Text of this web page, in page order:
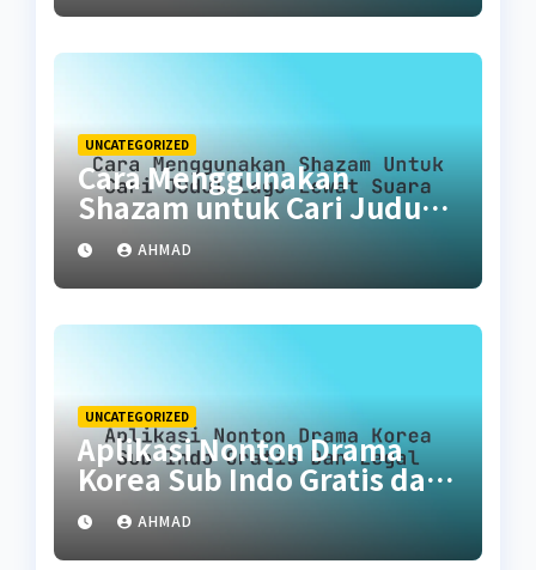
UNCATEGORIZED
Cara Menggunakan
Shazam untuk Cari Judul
Lagu Lewat Suara
AHMAD
UNCATEGORIZED
Aplikasi Nonton Drama
Korea Sub Indo Gratis dan
LegalAHMAD